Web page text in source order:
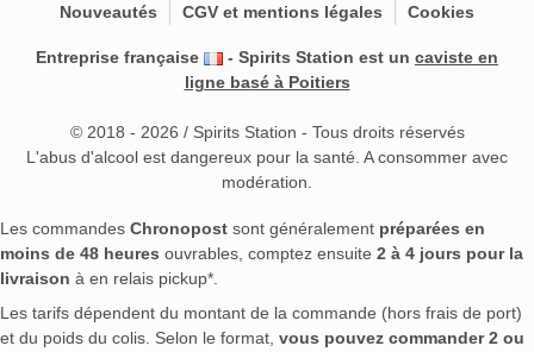
Nouveautés
CGV et mentions légales Cookies
Entreprise française - Spirits Station est un caviste en
ligne basé à Poitiers
© 2018 - 2026 / Spirits Station - Tous droits réservés
L'abus d'alcool est dangereux pour la santé. A consommer avec
modération.
Les commandes Chronopost sont généralement préparées en
moins de 48 heures ouvrables, comptez ensuite 2 à 4 jours pour la
livraison à en relais pickup*.
Les tarifs dépendent du montant de la commande (hors frais de port)
et du poids du colis. Selon le format, vous pouvez commander 2 ou